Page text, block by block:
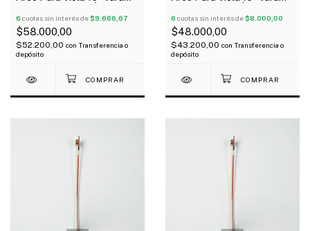
6 cuotas sin interés de$9.666,67
$58.000,00
$52.200,00 con Transferencia o
depósito
6 cuotas sin interés de$8.000,00
$48.000,00
$43.200,00 con Transferencia o
depósito